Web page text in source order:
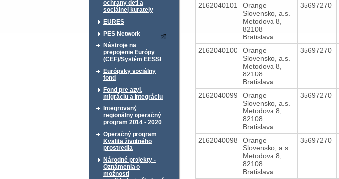
ochrany detí a
sociálnej kurately
EURES
PES Network
Nástroje na
prepojenie Európy
(CEF)/Systém EESSI
Európsky sociálny
fond
Fond pre azyl,
migráciu a integráciu
Integrovaný
regionálny operačný
program 2014 - 2020
Operačný program
Kvalita životného
prostredia
Národné projekty -
Oznámenia o
možnosti
2162040101
Orange
Slovensko, a.s.
Metodova 8,
82108
Bratislava
35697270
2162040100
Orange
Slovensko, a.s.
Metodova 8,
82108
Bratislava
35697270
2162040099
Orange
Slovensko, a.s.
Metodova 8,
82108
Bratislava
35697270
2162040098
Orange
Slovensko, a.s.
Metodova 8,
82108
Bratislava
35697270